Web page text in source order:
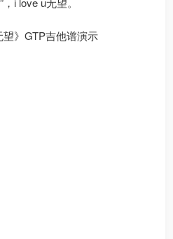
望》GTP吉他谱演示